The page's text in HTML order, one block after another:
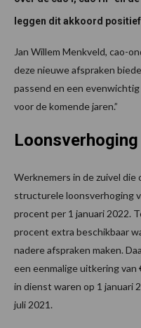
leggen dit akkoord
Jan Willem Menkveld, cao-
deze nieuwe afspraken
passend en een
voor de komende jaren.”
Loonsverhoging
Werknemers in de zuivel die
structurele loonsverhoging
procent per 1 januari 2022.
procent extra beschikbaar
nadere afspraken maken.
een eenmalige uitkering van
in dienst waren op 1 januari
juli 2021.